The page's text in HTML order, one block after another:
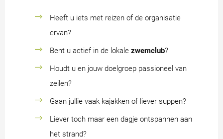
Heeft u iets met reizen of de organisatie
ervan?
Bent u actief in de lokale zwemclub?
Houdt u en jouw doelgroep passioneel van
zeilen?
Gaan jullie vaak kajakken of liever suppen?
Liever toch maar een dagje ontspannen aan
het strand?